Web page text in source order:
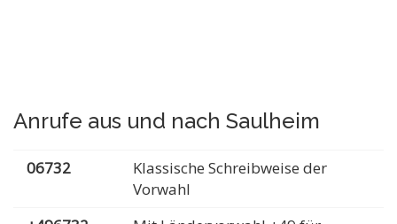
Anrufe aus und nach Saulheim
06732
Klassische Schreibweise der
Vorwahl